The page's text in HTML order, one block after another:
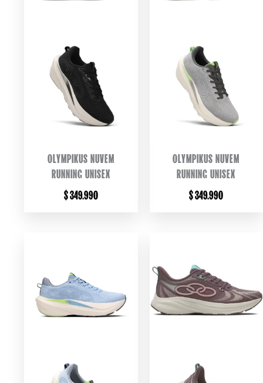
OLYMPIKUS NUVEM
RUNNING UNISEX
$349.990
OLYMPIKUS NUVEM
RUNNING UNISEX
$349.990